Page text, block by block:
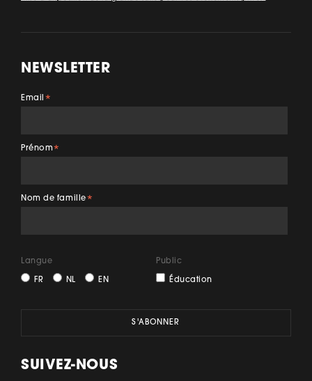
NEWSLETTER
Email *
Prénom*
Nom de famille*
Langue
FR NL EN
Public
Éducation
SUIVEZ-NOUS